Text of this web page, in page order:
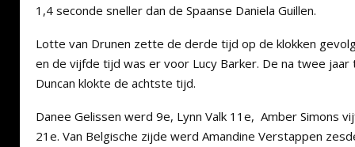
1,4 seconde sneller dan de Spaanse Daniela Guillen.
Lotte van Drunen zette de derde tijd op de klokken
en de vijfde tijd was er voor Lucy Barker. De na twee
Duncan klokte de achtste tijd.
Danee Gelissen werd 9e, Lynn Valk 11e, Amber Simons
21e. Van Belgische zijde werd Amandine Verstappen